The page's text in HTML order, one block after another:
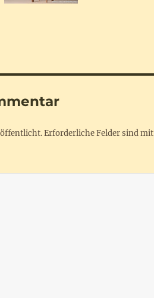
Erforderliche Felder sind mit